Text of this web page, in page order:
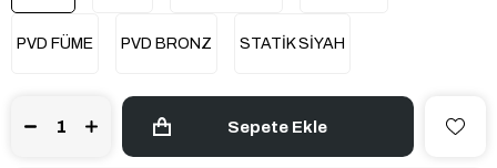
PVD FÜME PVD BRONZ STATİK SİYAH